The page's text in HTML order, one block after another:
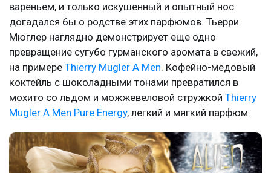
вареньем, и только искушенный и опытный нос
догадался бы о родстве этих парфюмов. Тьерри
Мюглер наглядно демонстрирует еще одно
превращение сугубо гурманского аромата в свежий,
на примере Thierry Mugler A Men. Кофейно-медовый
коктейль с шоколадными тонами превратился в
мохито со льдом и можжевеловой стружкой Thierry
Mugler A Men Pure Energy, легкий и мягкий парфюм.